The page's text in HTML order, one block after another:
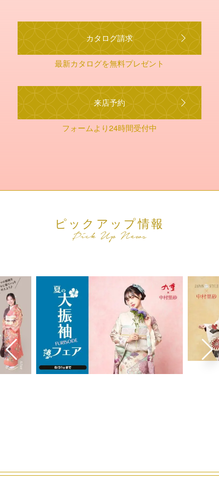
カタログ請求
最新カタログを無料プレゼント
来店予約
フォームより24時間受付中
ピックアップ情報